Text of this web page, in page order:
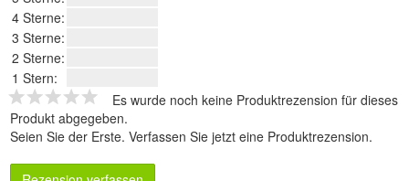
4 Sterne:
3 Sterne:
2 Sterne:
1 Stern:
Es wurde noch keine Produktrezension für dieses
Produkt abgegeben.
Seien Sie der Erste. Verfassen Sie jetzt eine Produktrezension.